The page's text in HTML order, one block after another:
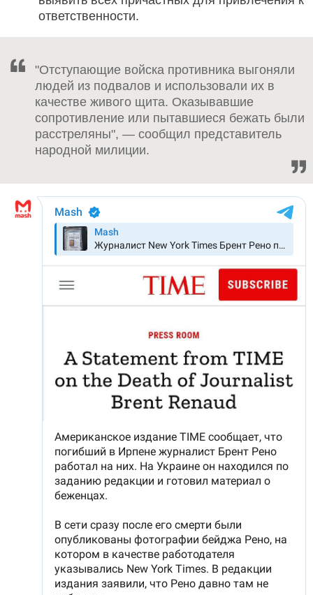
ответственности.
"Отступающие войска противника выгоняли
людей из подвалов и использовали их в
качестве живого щита. Оказывавшие
сопротивление или пытавшиеся бежать были
расстреляны", — сообщил представитель
народной милиции.